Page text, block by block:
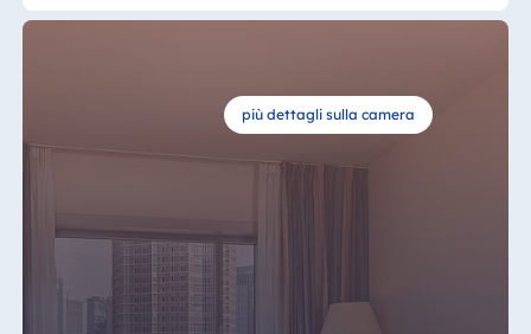
più dettagli sulla camera